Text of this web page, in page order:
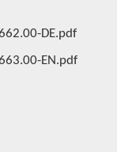
DE.pdf
EN.pdf